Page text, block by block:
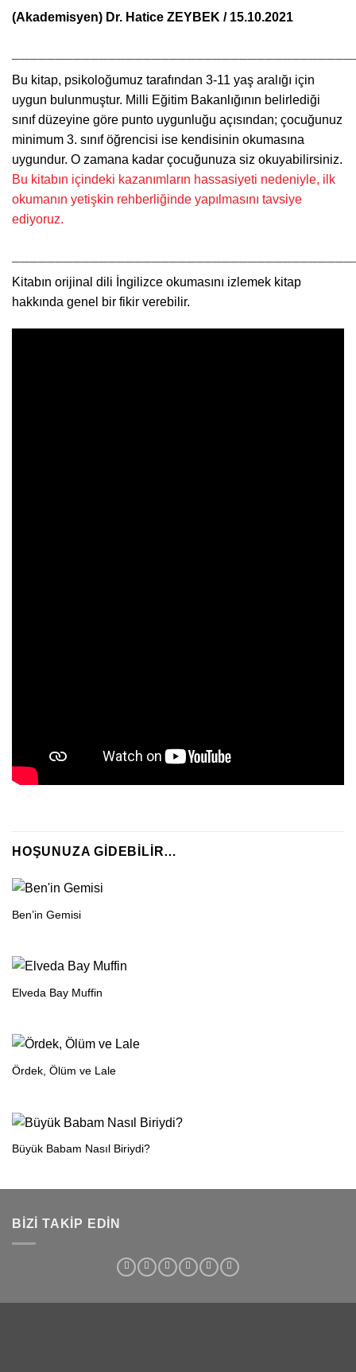
(Akademisyen) Dr. Hatice ZEYBEK / 15.10.2021
Bu kitap, psikoloğumuz tarafından 3-11 yaş aralığı için
uygun bulunmuştur. Milli Eğitim Bakanlığının belirlediği
sınıf düzeyine göre punto uygunluğu açısından; çocuğunuz
minimum 3. sınıf öğrencisi ise kendisinin okumasına
uygundur. O zamana kadar çocuğunuza siz okuyabilirsiniz.
Bu kitabın içindeki kazanımların hassasiyeti nedeniyle, ilk
okumanın yetişkin rehberliğinde yapılmasını tavsiye
ediyoruz.
Kitabın orijinal dili İngilizce okumasını izlemek kitap
hakkında genel bir fikir verebilir.
HOŞUNUZA GIDEBILIR…
Ben’in Gemisi
Elveda Bay Muffin
Ördek, Ölüm ve Lale
Büyük Babam Nasıl Biriydi?
BIZI TAKIP EDIN